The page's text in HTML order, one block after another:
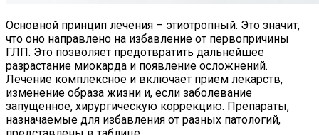
Основной принцип лечения – этиотропный. Это значит,
что оно направлено на избавление от первопричины
ГЛП. Это позволяет предотвратить дальнейшее
разрастание миокарда и появление осложнений.
Лечение комплексное и включает прием лекарств,
изменение образа жизни и, если заболевание
запущенное, хирургическую коррекцию. Препараты,
назначаемые для избавления от разных патологий,